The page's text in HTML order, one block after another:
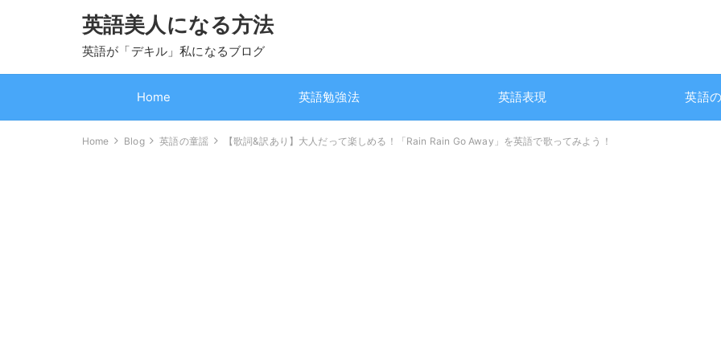
英語美人になる方法
英語が「デキル」私になるブログ
Home 英語勉強法 英語表現 英語
Home Blog 英語の童謡 【歌詞&訳あり】大人だって楽しめる！「Rain Rain Go Away」を英語で歌ってみよう！